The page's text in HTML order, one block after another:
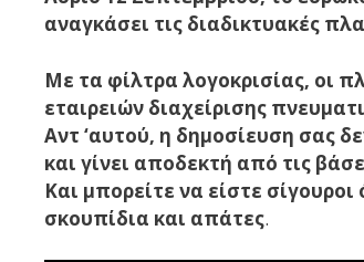
αναγκάσει τις διαδικτυακές
Με τα φίλτρα λογοκρισίας, οι
εταιρειών διαχείρισης
Αντ ‘αυτού, η δημοσίευση σας
και γίνει αποδεκτή από τις
Και μπορείτε να είστε
σκουπίδια και απάτες.